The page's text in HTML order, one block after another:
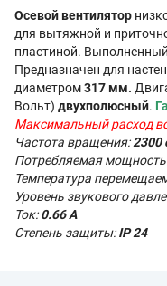
Осевой вентилятор
для вытяжной и
пластиной.
Предназначен для
диаметром317 мм.
Вольт) двухполюсный.
Максимальный расход
Частота вращения:2300
Потребляемая
Температура
Уровень звукового
Ток:0.66 А
Степень защиты:IP 24